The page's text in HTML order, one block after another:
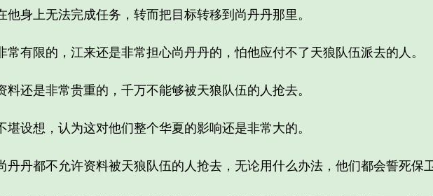
上无法完成任务，转而把目标转移到尚丹丹那里。
限的，江来还是非常担心尚丹丹的，怕他应付不了天狼队伍派去的人。
是非常贵重的，千万不能够被天狼队伍的人抢去。
想，认为这对他们整个华夏的影响还是非常大的。
都不允许资料被天狼队伍的人抢去，无论用什么办法，他们都会誓死保卫